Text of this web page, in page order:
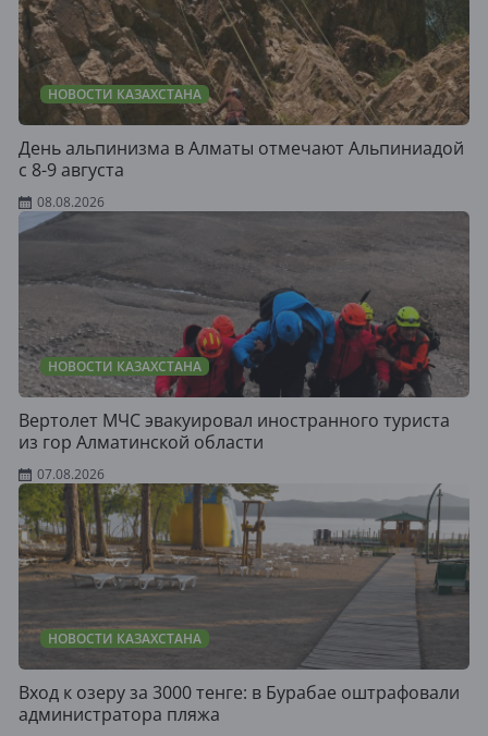
НОВОСТИ КАЗАХСТАНА
День альпинизма в Алматы отмечают Альпиниадой
с 8-9 августа
08.08.2026
НОВОСТИ КАЗАХСТАНА
Вертолет МЧС эвакуировал иностранного туриста
из гор Алматинской области
07.08.2026
НОВОСТИ КАЗАХСТАНА
Вход к озеру за 3000 тенге: в Бурабае оштрафовали
администратора пляжа